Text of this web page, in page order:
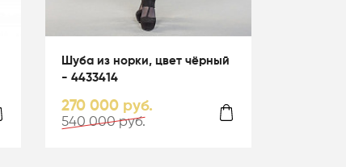
Шуба из норки, цвет чёрный
- 4433414
270 000 руб.
540 000 руб.